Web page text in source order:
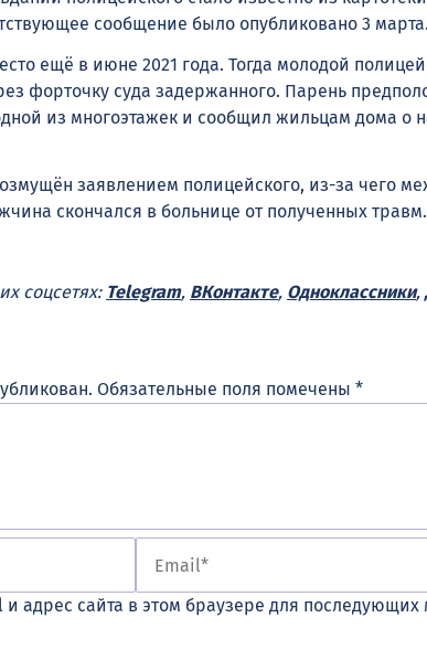
сообщение было опубликовано 3
ещё в июне 2021 года. Тогда молодой
форточку суда задержанного. Парень
из многоэтажек и сообщил жильцам дома о
заявлением полицейского, из-за чего
скончался в больнице от полученных травм.
соцсетях: Telegram, ВКонтакте, Одноклассники,
Обязательные поля помечены *
адрес сайта в этом браузере для последующих